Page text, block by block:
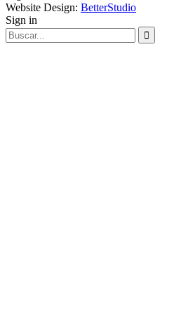
Website Design: BetterStudio
Sign in